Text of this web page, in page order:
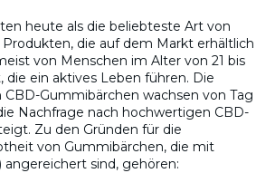
heute als die beliebteste Art von
die auf dem Markt erhältlich
von Menschen im Alter von 21 bis
die ein aktives Leben führen. Die
CBD-Gummibärchen wachsen von Tag
Nachfrage nach hochwertigen CBD-
Zu den Gründen für die
von Gummibärchen, die mit
angereichert sind, gehören: